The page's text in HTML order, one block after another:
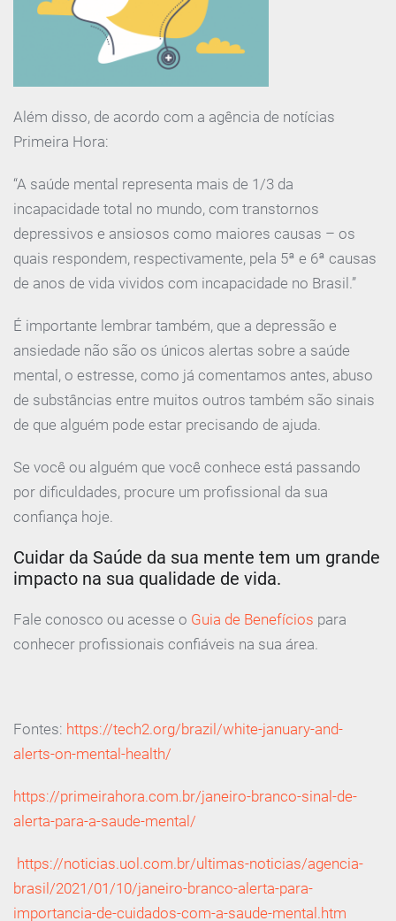
Além disso, de acordo com a agência de notícias
Primeira Hora:
“A saúde mental representa mais de 1/3 da
incapacidade total no mundo, com transtornos
depressivos e ansiosos como maiores causas – os
quais respondem, respectivamente, pela 5ª e 6ª causas
de anos de vida vividos com incapacidade no Brasil.”
É importante lembrar também, que a depressão e
ansiedade não são os únicos alertas sobre a saúde
mental, o estresse, como já comentamos antes, abuso
de substâncias entre muitos outros também são sinais
de que alguém pode estar precisando de ajuda.
Se você ou alguém que você conhece está passando
por dificuldades, procure um profissional da sua
confiança hoje.
Cuidar da Saúde da sua mente tem um grande
impacto na sua qualidade de vida.
Fale conosco ou acesse o Guia de Benefícios para
conhecer profissionais confiáveis na sua área.
Fontes: https://tech2.org/brazil/white-january-and-
alerts-on-mental-health/
https://primeirahora.com.br/janeiro-branco-sinal-de-
alerta-para-a-saude-mental/
https://noticias.uol.com.br/ultimas-noticias/agencia-
brasil/2021/01/10/janeiro-branco-alerta-para-
importancia-de-cuidados-com-a-saude-mental.htm